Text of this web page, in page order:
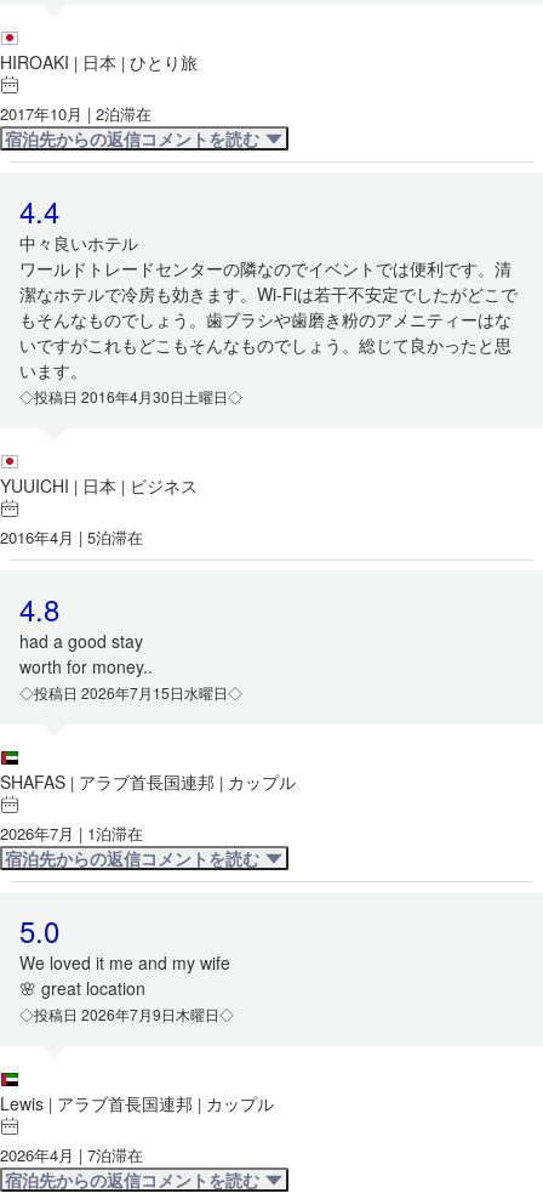
HIROAKI | 日本 | ひとり旅
2017年10月 | 2泊滞在
宿泊先からの返信コメントを読む
4.4
中々良いホテル
ワールドトレードセンターの隣なのでイベントでは便利です。清
潔なホテルで冷房も効きます。Wi-Fiは若干不安定でしたがどこで
もそんなものでしょう。歯ブラシや歯磨き粉のアメニティーはな
いですがこれもどこもそんなものでしょう。総じて良かったと思
います。
◇投稿日 2016年4月30日土曜日◇
YUUICHI | 日本 | ビジネス
2016年4月 | 5泊滞在
4.8
had a good stay
worth for money..
◇投稿日 2026年7月15日水曜日◇
SHAFAS | アラブ首長国連邦 | カップル
2026年7月 | 1泊滞在
宿泊先からの返信コメントを読む
5.0
We loved it me and my wife
🌸 great location
◇投稿日 2026年7月9日木曜日◇
Lewis | アラブ首長国連邦 | カップル
2026年4月 | 7泊滞在
宿泊先からの返信コメントを読む